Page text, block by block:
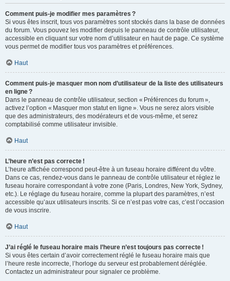
Comment puis-je modifier mes paramètres ?
Si vous êtes inscrit, tous vos paramètres sont stockés dans la base de données
du forum. Vous pouvez les modifier depuis le panneau de contrôle utilisateur,
accessible en cliquant sur votre nom d’utilisateur en haut de page. Ce système
vous permet de modifier tous vos paramètres et préférences.
Haut
Comment puis-je masquer mon nom d’utilisateur de la liste des utilisateurs
en ligne ?
Dans le panneau de contrôle utilisateur, section « Préférences du forum »,
activez l’option « Masquer mon statut en ligne ». Vous ne serez alors visible
que des administrateurs, des modérateurs et de vous-même, et serez
comptabilisé comme utilisateur invisible.
Haut
L’heure n’est pas correcte !
L’heure affichée correspond peut-être à un fuseau horaire différent du vôtre.
Dans ce cas, rendez-vous dans le panneau de contrôle utilisateur et réglez le
fuseau horaire correspondant à votre zone (Paris, Londres, New York, Sydney,
etc.). Le réglage du fuseau horaire, comme la plupart des paramètres, n’est
accessible qu’aux utilisateurs inscrits. Si ce n’est pas votre cas, c’est l’occasion
de vous inscrire.
Haut
J’ai réglé le fuseau horaire mais l’heure n’est toujours pas correcte !
Si vous êtes certain d’avoir correctement réglé le fuseau horaire mais que
l’heure reste incorrecte, l’horloge du serveur est probablement déréglée.
Contactez un administrateur pour signaler ce problème.